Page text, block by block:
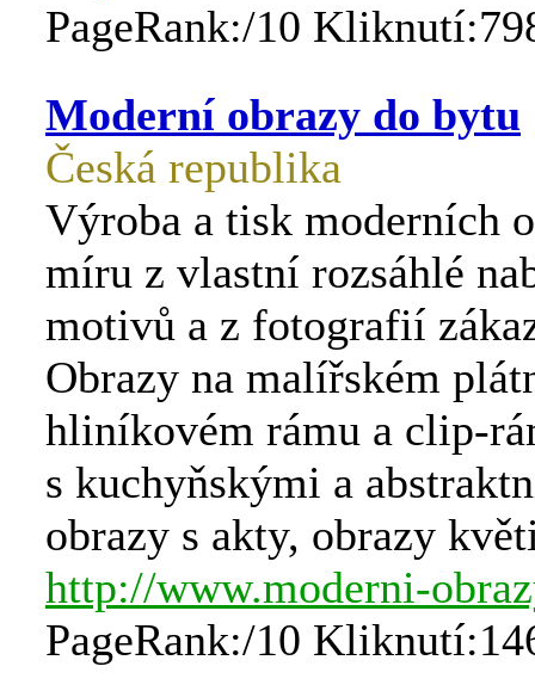
PageRank:/10
Moderní obrazy do bytu
Česká republika
Výroba a tisk moderních
míru z vlastní rozsáhlé
motivů a z fotografií
Obrazy na malířském
hliníkovém rámu a clip-
s kuchyňskými a
obrazy s akty, obrazy
http://www.moderni-
PageRank:/10